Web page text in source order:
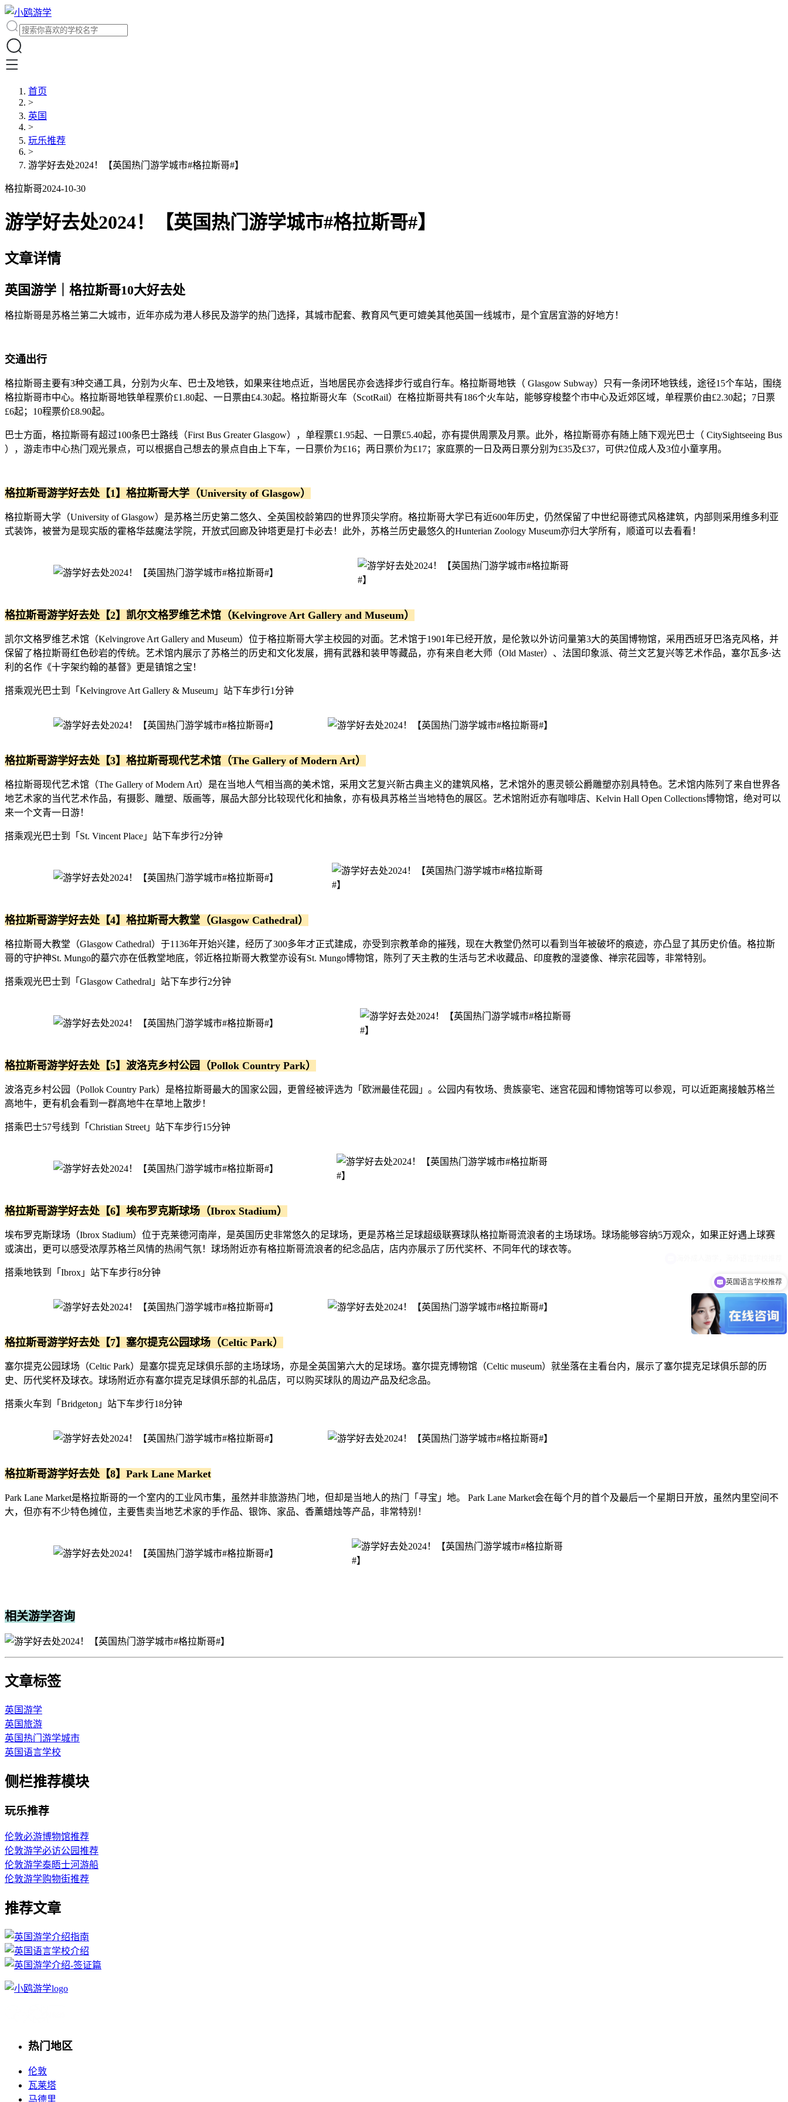
首页
>
英国
>
玩乐推荐
>
游学好去处2024！【英国热门游学城市#格拉斯哥#】
格拉斯哥2024-10-30
游学好去处2024！【英国热门游学城市#格拉斯哥#】
文章详情
英国游学｜格拉斯哥10大好去处
格拉斯哥是苏格兰第二大城市，近年亦成为港人移民及游学的热门选择，其城市配套、教育风气更可媲美其他英国一线城市，是个宜居宜游的好地方！
交通出行
格拉斯哥主要有3种交通工具，分别为火车、巴士及地铁，如果来往地点近，当地居民亦会选择步行或自行车。格拉斯哥地铁（ Glasgow Subway）只有一条闭环地铁线，途径15个车站，围绕
格拉斯哥市中心。格拉斯哥地铁单程票价£1.80起、一日票由£4.30起。格拉斯哥火车（ScotRail）在格拉斯哥共有186个火车站，能够穿梭整个市中心及近郊区域，单程票价由£2.30起；7日票
£6起；10程票价£8.90起。
巴士方面，格拉斯哥有超过100条巴士路线（First Bus Greater Glasgow），单程票£1.95起、一日票£5.40起，亦有提供周票及月票。此外，格拉斯哥亦有随上随下观光巴士（ CitySightseeing Bus
），游走市中心热门观光景点，可以根据自己想去的景点自由上下车，一日票价为£16；两日票价为£17；家庭票的一日及两日票分别为£35及£37，可供2位成人及3位小童享用。
格拉斯哥游学好去处【1】格拉斯哥大学（University of Glasgow）
格拉斯哥大学（University of Glasgow）是苏格兰历史第二悠久、全英国校龄第四的世界顶尖学府。格拉斯哥大学已有近600年历史，仍然保留了中世纪哥德式风格建筑，内部则采用维多利亚
式装饰，被誉为是现实版的霍格华兹魔法学院，开放式回廊及钟塔更是打卡必去！此外，苏格兰历史最悠久的Hunterian Zoology Museum亦归大学所有，顺道可以去看看！
格拉斯哥游学好去处【2】凯尔文格罗维艺术馆（Kelvingrove Art Gallery and Museum）
凯尔文格罗维艺术馆（Kelvingrove Art Gallery and Museum）位于格拉斯哥大学主校园的对面。艺术馆于1901年已经开放，是伦敦以外访问量第3大的英国博物馆，采用西班牙巴洛克风格，并
保留了格拉斯哥红色砂岩的传统。艺术馆内展示了苏格兰的历史和文化发展，拥有武器和装甲等藏品，亦有来自老大师（Old Master）、法国印象派、荷兰文艺复兴等艺术作品，塞尔瓦多·达
利的名作《十字架约翰的基督》更是镇馆之宝！
搭乘观光巴士到「Kelvingrove Art Gallery & Museum」站下车步行1分钟
格拉斯哥游学好去处【3】格拉斯哥现代艺术馆（The Gallery of Modern Art）
格拉斯哥现代艺术馆（The Gallery of Modern Art）是在当地人气相当高的美术馆，采用文艺复兴新古典主义的建筑风格，艺术馆外的惠灵顿公爵雕塑亦别具特色。艺术馆内陈列了来自世界各
地艺术家的当代艺术作品，有摄影、雕塑、版画等，展品大部分比较现代化和抽象，亦有极具苏格兰当地特色的展区。艺术馆附近亦有咖啡店、Kelvin Hall Open Collections博物馆，绝对可以
来一个文青一日游！
搭乘观光巴士到「St. Vincent Place」站下车步行2分钟
格拉斯哥游学好去处【4】格拉斯哥大教堂（Glasgow Cathedral）
格拉斯哥大教堂（Glasgow Cathedral）于1136年开始兴建，经历了300多年才正式建成，亦受到宗教革命的摧残，现在大教堂仍然可以看到当年被破坏的痕迹，亦凸显了其历史价值。格拉斯
哥的守护神St. Mungo的墓穴亦在低教堂地底，邻近格拉斯哥大教堂亦设有St. Mungo博物馆，陈列了天主教的生活与艺术收藏品、印度教的湿婆像、禅宗花园等，非常特别。
搭乘观光巴士到「Glasgow Cathedral」站下车步行2分钟
格拉斯哥游学好去处【5】波洛克乡村公园（Pollok Country Park）
波洛克乡村公园（Pollok Country Park）是格拉斯哥最大的国家公园，更曾经被评选为「欧洲最佳花园」。公园内有牧场、贵族豪宅、迷宫花园和博物馆等可以参观，可以近距离接触苏格兰
高地牛，更有机会看到一群高地牛在草地上散步！
搭乘巴士57号线到「Christian Street」站下车步行15分钟
格拉斯哥游学好去处【6】埃布罗克斯球场（Ibrox Stadium）
埃布罗克斯球场（Ibrox Stadium）位于克莱德河南岸，是英国历史非常悠久的足球场，更是苏格兰足球超级联赛球队格拉斯哥流浪者的主场球场。球场能够容纳5万观众，如果正好遇上球赛
或演出，更可以感受浓厚苏格兰风情的热闹气氛！球场附近亦有格拉斯哥流浪者的纪念品店，店内亦展示了历代奖杯、不同年代的球衣等。
搭乘地铁到「Ibrox」站下车步行8分钟
格拉斯哥游学好去处【7】塞尔提克公园球场（Celtic Park）
塞尔提克公园球场（Celtic Park）是塞尔提克足球俱乐部的主场球场，亦是全英国第六大的足球场。塞尔提克博物馆（Celtic museum）就坐落在主看台内，展示了塞尔提克足球俱乐部的历
史、历代奖杯及球衣。球场附近亦有塞尔提克足球俱乐部的礼品店，可以购买球队的周边产品及纪念品。
搭乘火车到「Bridgeton」站下车步行18分钟
格拉斯哥游学好去处【8】Park Lane Market
Park Lane Market是格拉斯哥的一个室内的工业风市集，虽然并非旅游热门地，但却是当地人的热门「寻宝」地。 Park Lane Market会在每个月的首个及最后一个星期日开放，虽然内里空间不
大，但亦有不少特色摊位，主要售卖当地艺术家的手作品、银饰、家品、香薰蜡烛等产品，非常特别！
相关游学咨询
文章标签
英国游学
英国旅游
英国热门游学城市
英国语言学校
侧栏推荐模块
玩乐推荐
伦敦必游博物馆推荐
伦敦游学必访公园推荐
伦敦游学泰晤士河游船
伦敦游学购物街推荐
推荐文章
热门地区
伦敦
瓦莱塔
马德里
英国语言学校推荐